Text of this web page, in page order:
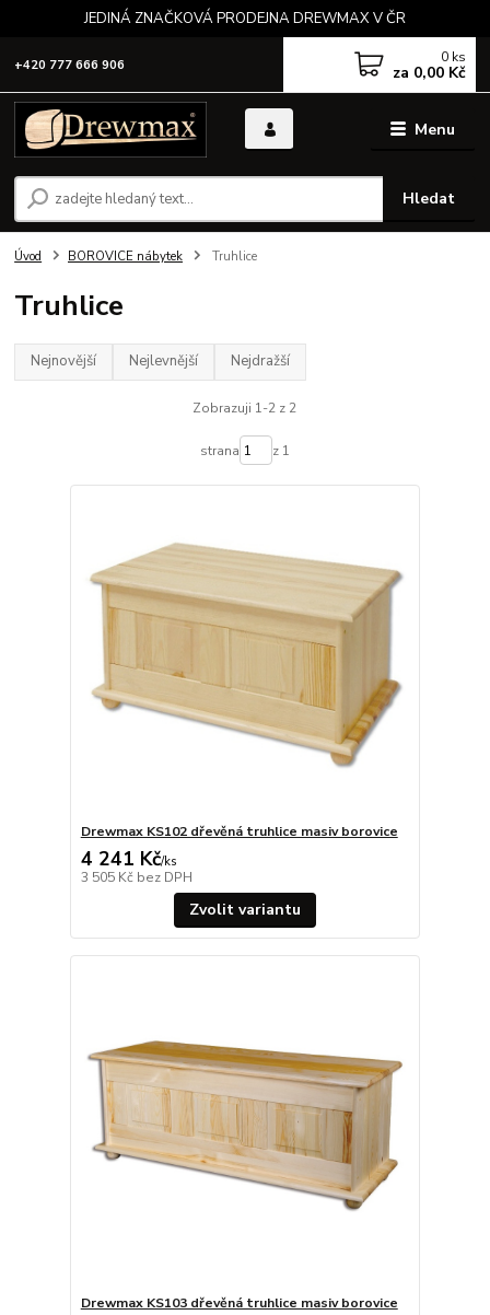
JEDINÁ ZNAČKOVÁ PRODEJNA DREWMAX V ČR
Menu
Hledat
+420 777 666 906 0 ks
za 0,00 Kč
Úvod BOROVICE nábytek Truhlice
Truhlice
Nejnovější Nejlevnější Nejdražší
Zobrazuji 1-2 z 2
strana z 1
Drewmax KS102 dřevěná truhlice masiv borovice
4 241 Kč/ks
3 505 Kč bez DPH
Zvolit variantu
Drewmax KS103 dřevěná truhlice masiv borovice